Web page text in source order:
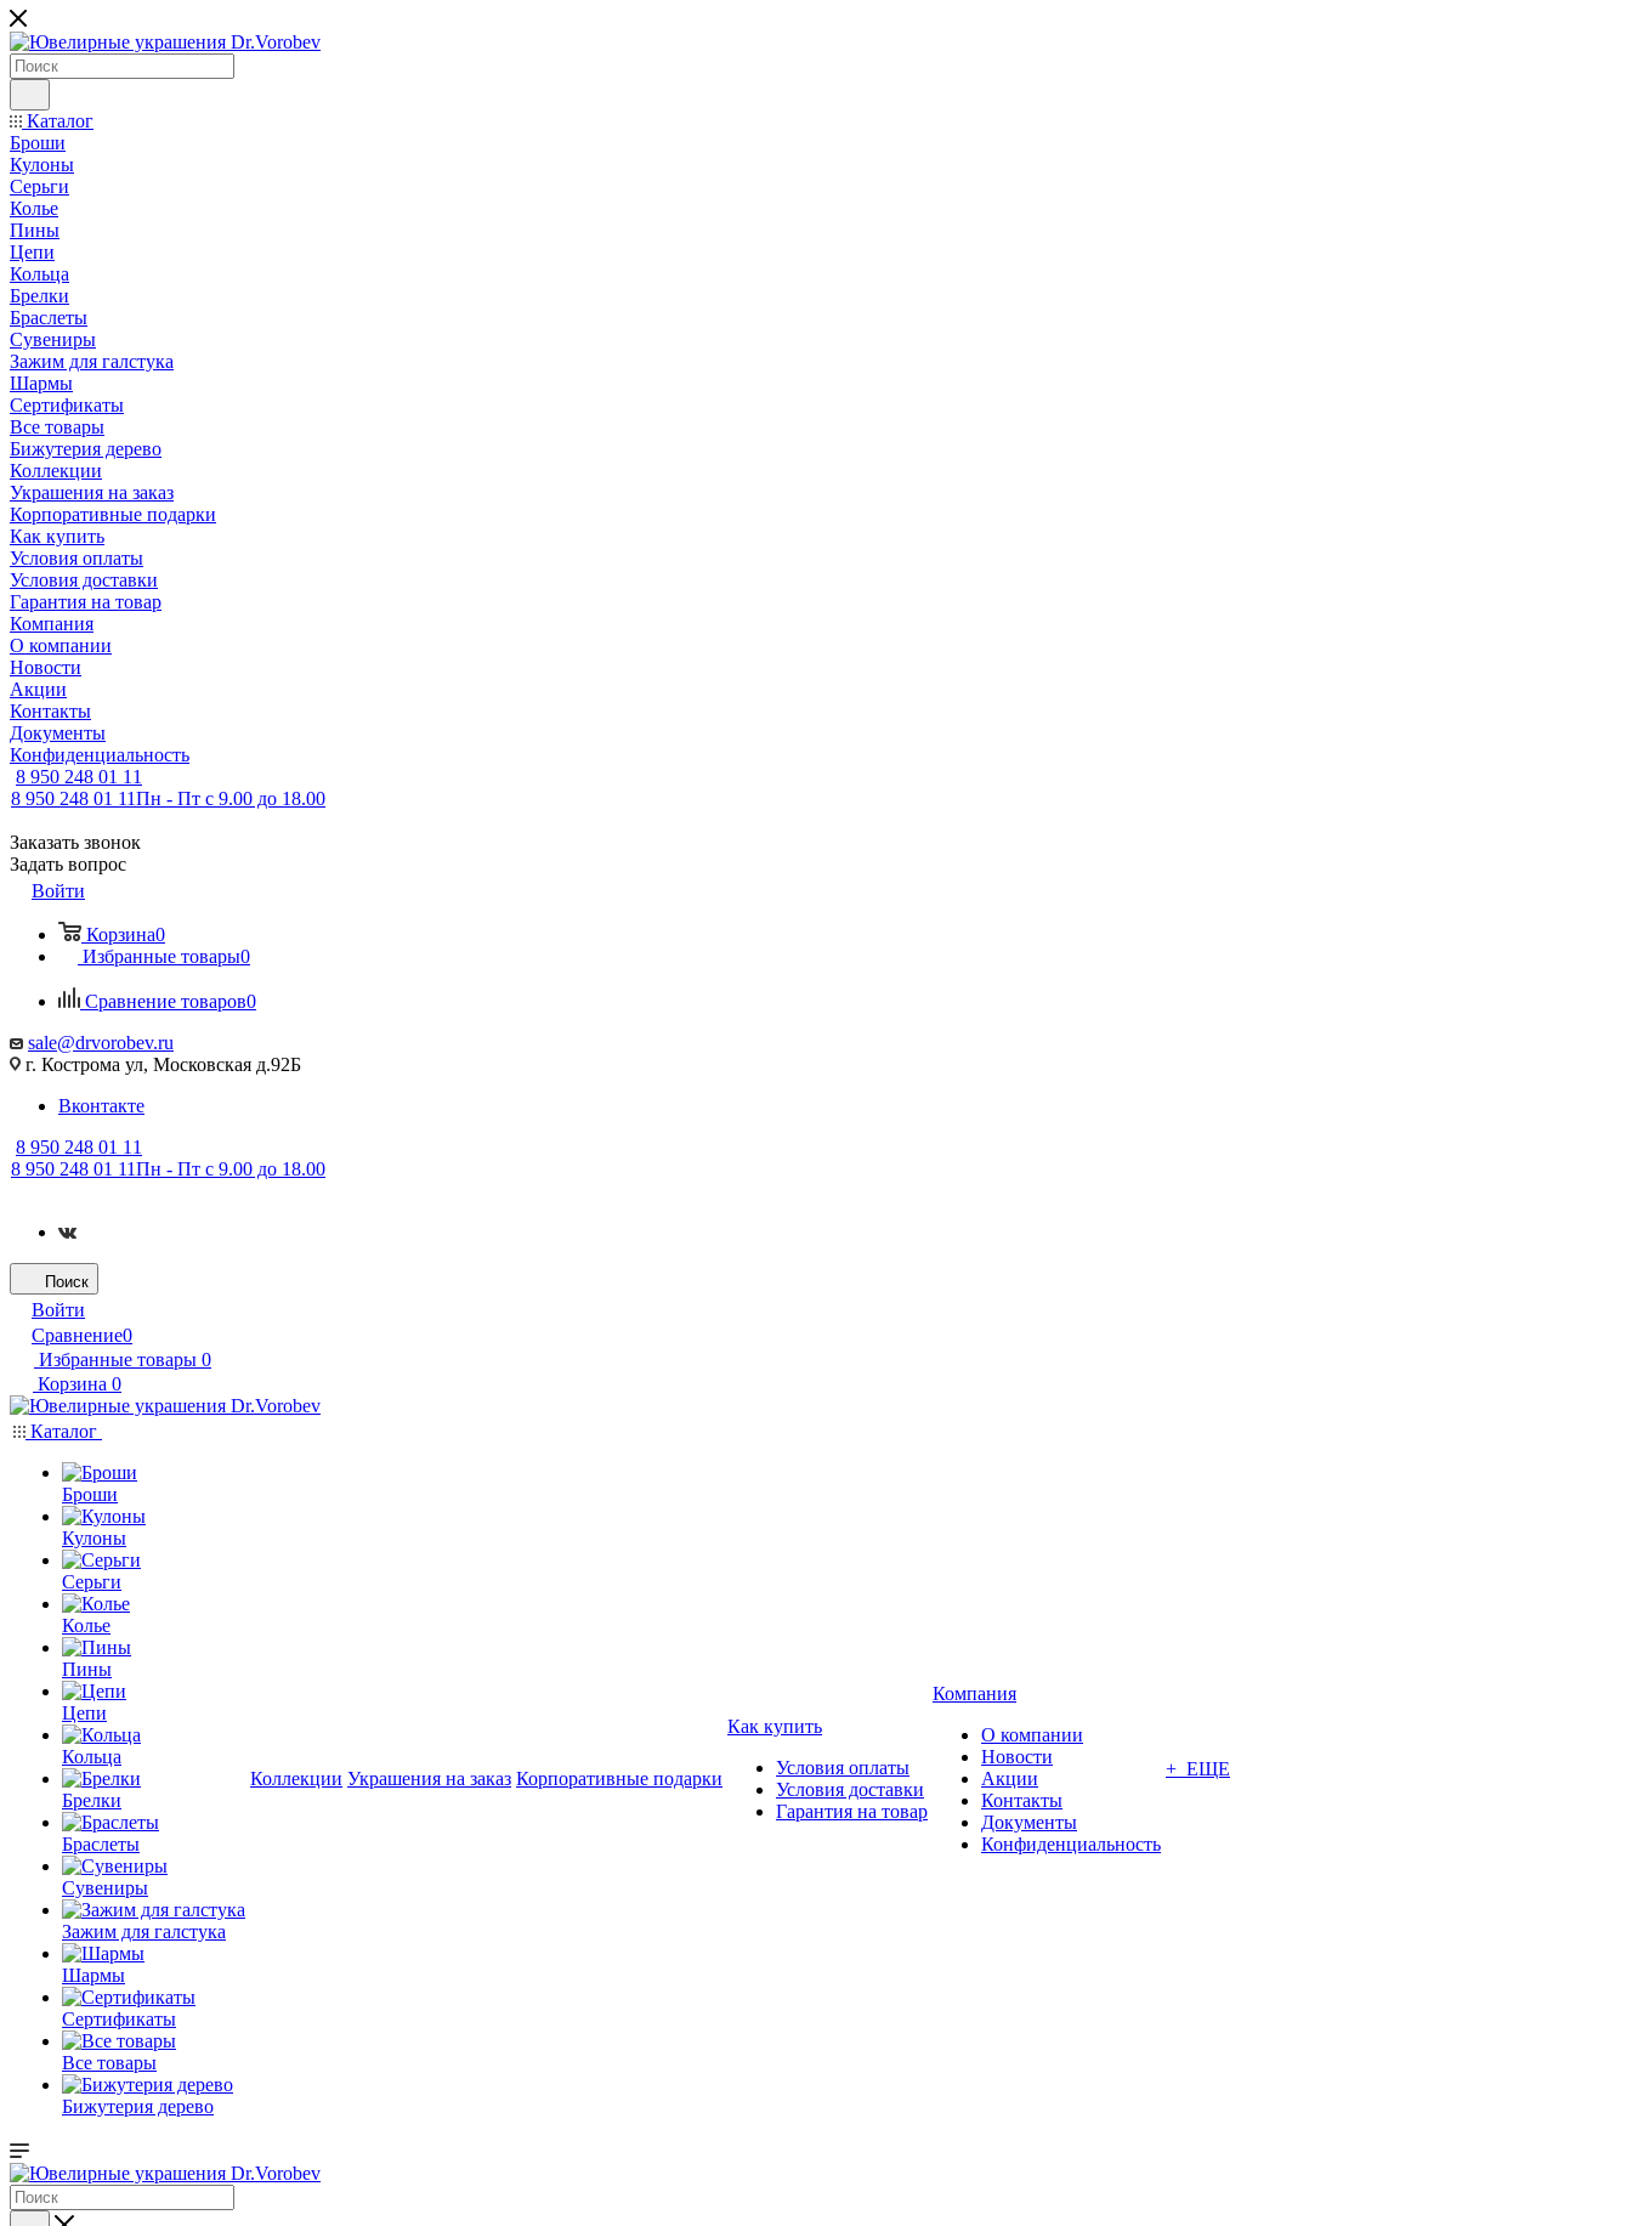
Каталог
Броши
Кулоны
Серьги
Колье
Пины
Цепи
Кольца
Брелки
Браслеты
Сувениры
Зажим для галстука
Шармы
Сертификаты
Все товары
Бижутерия дерево
Коллекции
Украшения на заказ
Корпоративные подарки
Как купить
Условия оплаты
Условия доставки
Гарантия на товар
Компания
О компании
Новости
Акции
Контакты
Документы
Конфиденциальность
8 950 248 01 11
8 950 248 01 11Пн - Пт с 9.00 до 18.00
Заказать звонок
Задать вопрос
Войти
Корзина0
Избранные товары0
Сравнение товаров0
sale@drvorobev.ru
г. Кострома ул, Московская д.92Б
Вконтакте
8 950 248 01 11
8 950 248 01 11Пн - Пт с 9.00 до 18.00
Поиск
Войти
Сравнение0
Избранные товары 0
Корзина 0
Каталог
Броши
Кулоны
Серьги
Колье
Пины
Цепи
Кольца
Брелки
Браслеты
Сувениры
Зажим для галстука
Шармы
Сертификаты
Все товары
Бижутерия дерево
Коллекции Украшения на заказ Корпоративные подарки
Как купить
Условия оплаты
Условия доставки
Гарантия на товар
Компания
О компании
Новости
Акции
Контакты
Документы
Конфиденциальность
+ ЕЩЕ